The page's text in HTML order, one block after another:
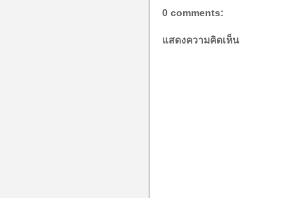
0 comments:
แสดงความคิดเห็น